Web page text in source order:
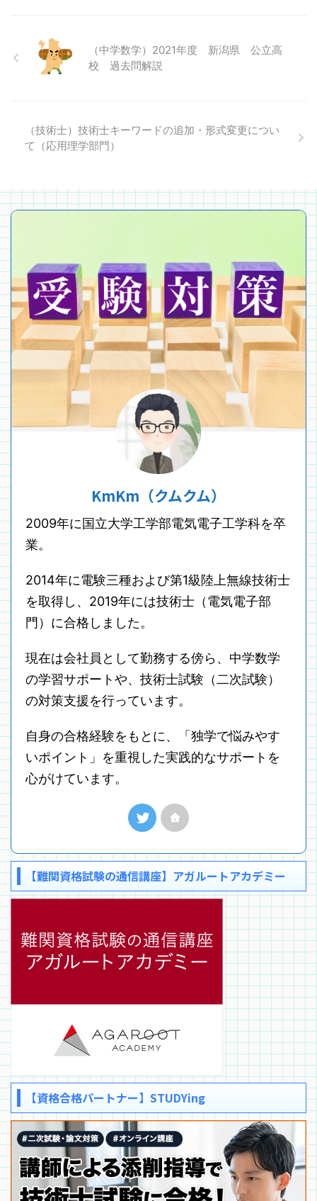
（中学数学）2021年度 新潟県 公立高
校 過去問解説
（技術士）技術士キーワードの追加・形式変更につい
て（応用理学部門）
KmKm（クムクム）
2009年に国立大学工学部電気電子工学科を卒
業。
2014年に電験三種および第1級陸上無線技術士
を取得し、2019年には技術士（電気電子部
門）に合格しました。
現在は会社員として勤務する傍ら、中学数学
の学習サポートや、技術士試験（二次試験）
の対策支援を行っています。
自身の合格経験をもとに、「独学で悩みやす
いポイント」を重視した実践的なサポートを
心がけています。
【難関資格試験の通信講座】アガルートアカデミー
【資格合格パートナー】STUDYing